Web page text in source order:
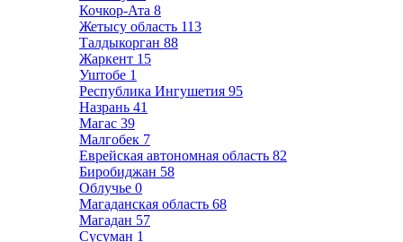
Кочкор-Ата 8
Жетысу область 113
Талдыкорган 88
Жаркент 15
Уштобе 1
Республика Ингушетия 95
Назрань 41
Магас 39
Малгобек 7
Еврейская автономная область 82
Биробиджан 58
Облучье 0
Магаданская область 68
Магадан 57
Сусуман 1